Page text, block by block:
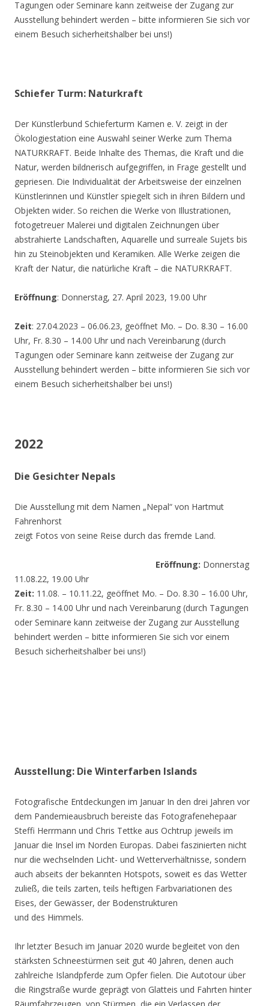
Tagungen oder Seminare kann zeitweise der Zugang zur
Ausstellung behindert werden – bitte informieren Sie sich vor
einem Besuch sicherheitshalber bei uns!)
Schiefer Turm: Naturkraft
Der Künstlerbund Schieferturm Kamen e. V. zeigt in der
Ökologiestation eine Auswahl seiner Werke zum Thema
NATURKRAFT. Beide Inhalte des Themas, die Kraft und die
Natur, werden bildnerisch aufgegriffen, in Frage gestellt und
gepriesen. Die Individualität der Arbeitsweise der einzelnen
Künstlerinnen und Künstler spiegelt sich in ihren Bildern und
Objekten wider. So reichen die Werke von Illustrationen,
fotogetreuer Malerei und digitalen Zeichnungen über
abstrahierte Landschaften, Aquarelle und surreale Sujets bis
hin zu Steinobjekten und Keramiken. Alle Werke zeigen die
Kraft der Natur, die natürliche Kraft – die NATURKRAFT.
Eröffnung: Donnerstag, 27. April 2023, 19.00 Uhr
Zeit: 27.04.2023 – 06.06.23, geöffnet Mo. – Do. 8.30 – 16.00
Uhr, Fr. 8.30 – 14.00 Uhr und nach Vereinbarung (durch
Tagungen oder Seminare kann zeitweise der Zugang zur
Ausstellung behindert werden – bitte informieren Sie sich vor
einem Besuch sicherheitshalber bei uns!)
2022
Die Gesichter Nepals
Die Ausstellung mit dem Namen „Nepal“ von Hartmut
Fahrenhorst
zeigt Fotos von seine Reise durch das fremde Land.
Eröffnung: Donnerstag
11.08.22, 19.00 Uhr
Zeit: 11.08. – 10.11.22, geöffnet Mo. – Do. 8.30 – 16.00 Uhr,
Fr. 8.30 – 14.00 Uhr und nach Vereinbarung (durch Tagungen
oder Seminare kann zeitweise der Zugang zur Ausstellung
behindert werden – bitte informieren Sie sich vor einem
Besuch sicherheitshalber bei uns!)
Ausstellung: Die Winterfarben Islands
Fotografische Entdeckungen im Januar In den drei Jahren vor
dem Pandemieausbruch bereiste das Fotografenehepaar
Steffi Herrmann und Chris Tettke aus Ochtrup jeweils im
Januar die Insel im Norden Europas. Dabei faszinierten nicht
nur die wechselnden Licht- und Wetterverhältnisse, sondern
auch abseits der bekannten Hotspots, soweit es das Wetter
zuließ, die teils zarten, teils heftigen Farbvariationen des
Eises, der Gewässer, der Bodenstrukturen
und des Himmels.
Ihr letzter Besuch im Januar 2020 wurde begleitet von den
stärksten Schneestürmen seit gut 40 Jahren, denen auch
zahlreiche Islandpferde zum Opfer fielen. Die Autotour über
die Ringstraße wurde geprägt von Glatteis und Fahrten hinter